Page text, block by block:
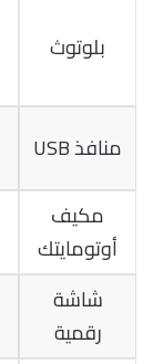
بلوتوث
منافذ USB
مكيف
أوتومايتك
شاشة
رقمية